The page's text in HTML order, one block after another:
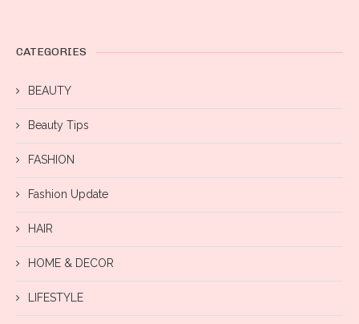
CATEGORIES
BEAUTY
Beauty Tips
FASHION
Fashion Update
HAIR
HOME & DECOR
LIFESTYLE